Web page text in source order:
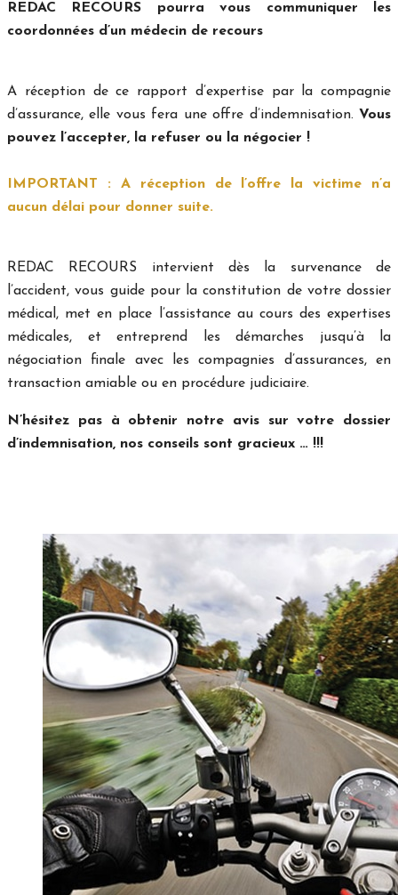
REDAC RECOURS pourra vous communiquer les
coordonnées d’un médecin de recours
A réception de ce rapport d’expertise par la compagnie
d’assurance, elle vous fera une offre d’indemnisation. Vous
pouvez l’accepter, la refuser ou la négocier !
IMPORTANT : A réception de l’offre la victime n’a
aucun délai pour donner suite.
REDAC RECOURS intervient dès la survenance de
l’accident, vous guide pour la constitution de votre dossier
médical, met en place l’assistance au cours des expertises
médicales, et entreprend les démarches jusqu’à la
négociation finale avec les compagnies d’assurances, en
transaction amiable ou en procédure judiciaire.
N’hésitez pas à obtenir notre avis sur votre dossier
d’indemnisation, nos conseils sont gracieux … !!!